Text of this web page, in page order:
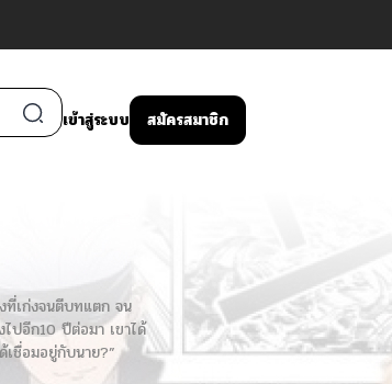
เข้าสู่ระบบ สมัครสมาชิก
ที่เก่งจนตีบทแตก จน
ปอีก10 ปีต่อมา เขาได้
เชื่อมอยู่กับนาย?”